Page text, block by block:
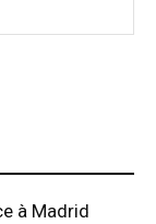
à Madrid